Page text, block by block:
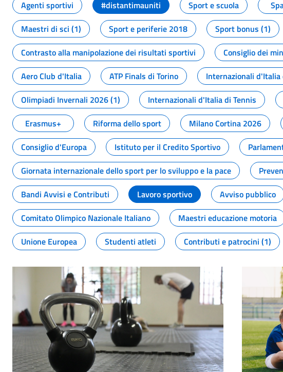
Agenti sportivi
#distantimauniti Sport e scuola
Maestri di sci (1)
Sport e periferie 2018 Sport bonus (1)
Contrasto alla manipolazione dei risultati sportivi
Consiglio dei
Aero Club d'Italia
ATP Finals di Torino Internazionali
Olimpiadi Invernali 2026 (1)
Internazionali d'Italia di Tennis
Erasmus+
Riforma dello sport Milano Cortina 2026
Consiglio d'Europa
Istituto per il Credito Sportivo
Giornata internazionale dello sport per lo sviluppo e la pace
Bandi Avvisi e Contributi
Lavoro sportivo Avviso pubblico
Comitato Olimpico Nazionale Italiano
Maestri educazione motoria
Unione Europea
Studenti atleti Contributi e patrocini (1)